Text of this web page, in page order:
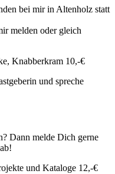
bei mir in Altenholz statt
melden oder gleich
Knabberkram 10,-€
und spreche
Dann melde Dich gerne
und Kataloge 12,-€